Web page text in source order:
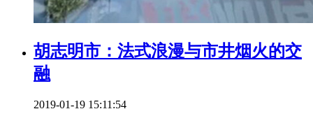
胡志明市：法式浪漫与市井烟火的交
融
2019-01-19 15:11:54